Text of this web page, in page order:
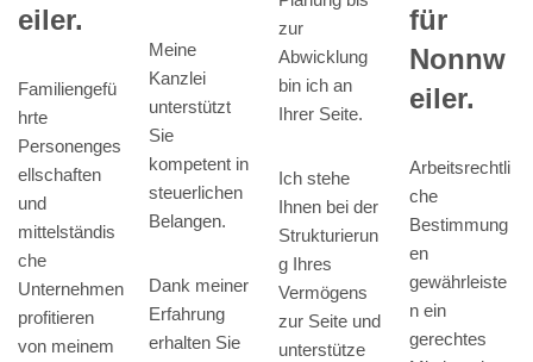
eiler.
Familiengefü
hrte
Personenges
ellschaften
und
mittelständis
che
Unternehmen
profitieren
von meinem
Meine
Kanzlei
unterstützt
Sie
kompetent in
steuerlichen
Belangen.
Dank meiner
Erfahrung
erhalten Sie
zur
Abwicklung
bin ich an
Ihrer Seite.
Ich stehe
Ihnen bei der
Strukturierun
g Ihres
Vermögens
zur Seite und
unterstütze
für
Nonnw
eiler.
Arbeitsrechtli
che
Bestimmung
en
gewährleiste
n ein
gerechtes